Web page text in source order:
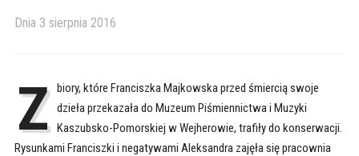
Dnia 3 sierpnia 2016
Z biory, które Franciszka Majkowska przed śmiercią swoje
dzieła przekazała do Muzeum Piśmiennictwa i Muzyki
Kaszubsko-Pomorskiej w Wejherowie, trafiły do konserwacji.
Rysunkami Franciszki i negatywami Aleksandra zajęła się pracownia